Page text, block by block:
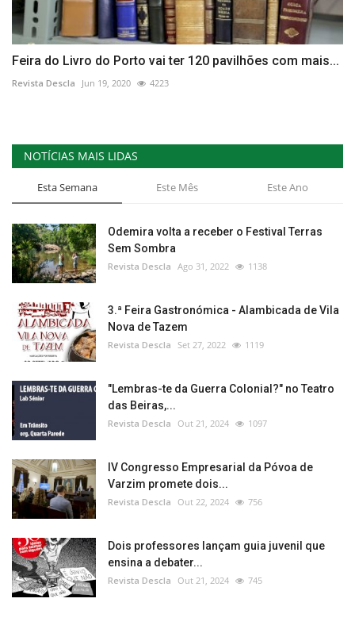
Feira do Livro do Porto vai ter 120 pavilhões com mais...
Revista Descla Jun 19, 2020 4223
NOTÍCIAS MAIS LIDAS
Esta Semana Este Mês Este Ano
Odemira volta a receber o Festival Terras
Sem Sombra
Revista Descla Ago 31, 2022 1138
3.ª Feira Gastronómica - Alambicada de Vila
Nova de Tazem
Revista Descla Set 27, 2022 1119
"Lembras-te da Guerra Colonial?" no Teatro
das Beiras,...
Revista Descla Out 21, 2024 1097
IV Congresso Empresarial da Póvoa de
Varzim promete dois...
Revista Descla Out 22, 2024 756
Dois professores lançam guia juvenil que
ensina a debater...
Revista Descla Out 21, 2024 745